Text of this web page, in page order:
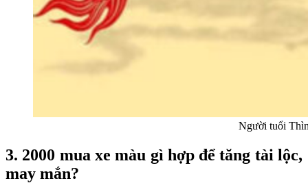
Người tuổi
3. 2000 mua xe màu gì hợp để tăng tài lộc,
may mắn?